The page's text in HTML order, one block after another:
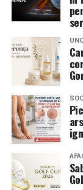
importantă a
combinând
a transforma
deosebită
accentua
echilibrat, in
proportiile,
Anvelopele ca
La
componente
si fotografii
care roata
aspectul
Anvelopele